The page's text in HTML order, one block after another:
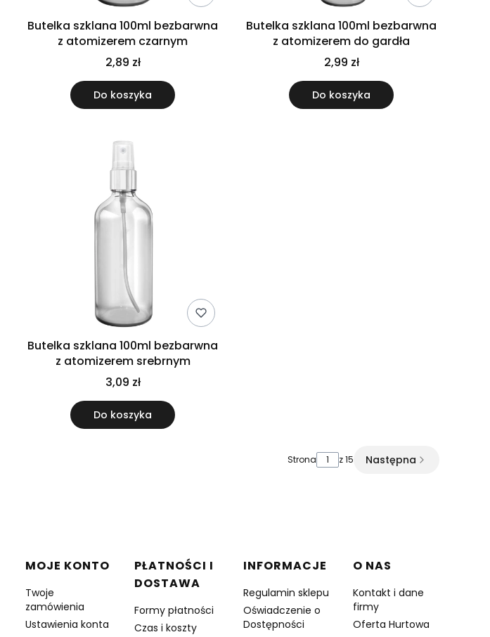
Butelka szklana 100ml bezbarwna
z atomizerem czarnym
2,89 zł
Do koszyka
Butelka szklana 100ml bezbarwna
z atomizerem do gardła
2,99 zł
Do koszyka
Butelka szklana 100ml bezbarwna
z atomizerem srebrnym
3,09 zł
Do koszyka
Strona z 15 Następna
MOJE KONTO
Twoje
zamówienia
Ustawienia konta
PŁATNOŚCI I
DOSTAWA
Formy płatności
Czas i koszty
INFORMACJE
Regulamin sklepu
Oświadczenie o
Dostępności
O NAS
Kontakt i dane
firmy
Oferta Hurtowa